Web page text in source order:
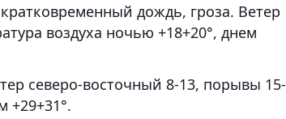
дождь, гроза. Ветер
воздуха ночью +18+20°, днем
северо-восточный 8-13, порывы 15-
+29+31°.